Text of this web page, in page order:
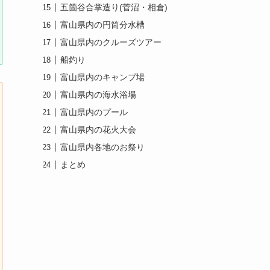
五箇谷合掌造り(菅沼・相倉)
富山県内の円筒分水槽
富山県内のクルーズツアー
船釣り
富山県内のキャンプ場
富山県内の海水浴場
富山県内のプール
富山県内の花火大会
富山県内各地のお祭り
まとめ